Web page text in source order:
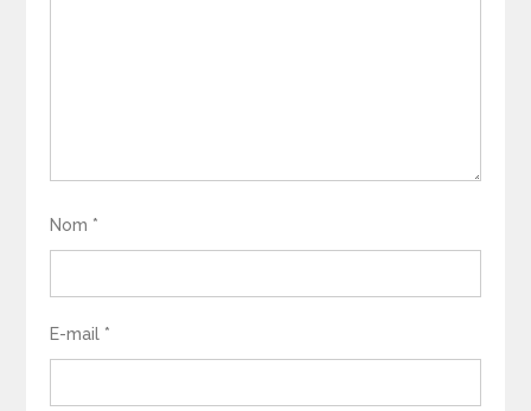
Nom *
E-mail *